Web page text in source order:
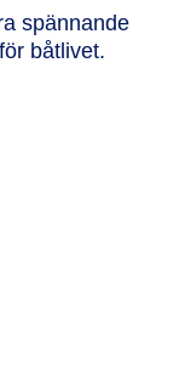
spännande
båtlivet.